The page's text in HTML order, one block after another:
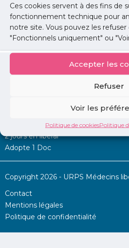
Ces cookies servent à des fins de
fonctionnement technique pour
notre site. Vous pouvez les
"Fonctionnels uniquement" ou
Accepter les
Refuser
Voir les
Politique de cookiesPolitique
Permanence d’aide à l’installation
2 jours en libéral
Adopte 1 Doc
Copyright 2026 - URPS Médecins
Contact
Mentions légales
Politique de confidentialité